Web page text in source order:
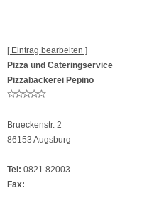
[ Eintrag bearbeiten ]
Pizza und Cateringservice
Pizzabäckerei Pepino
Brueckenstr. 2
86153 Augsburg
Tel: 0821 82003
Fax: